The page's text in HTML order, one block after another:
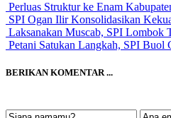
Perluas Struktur ke Enam
SPI Ogan Ilir Konsolidasikan
Laksanakan Muscab, SPI Lombok
Petani Satukan Langkah, SPI Buol
BERIKAN KOMENTAR ...